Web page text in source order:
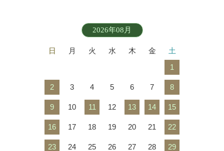
2026年08月
日 月 火 水 木 金
土
1
2 3 4 5 6 7 8
9 10 11 12 13 14 15
16 17 18 19 20 21 22
23 24 25 26 27 28 29